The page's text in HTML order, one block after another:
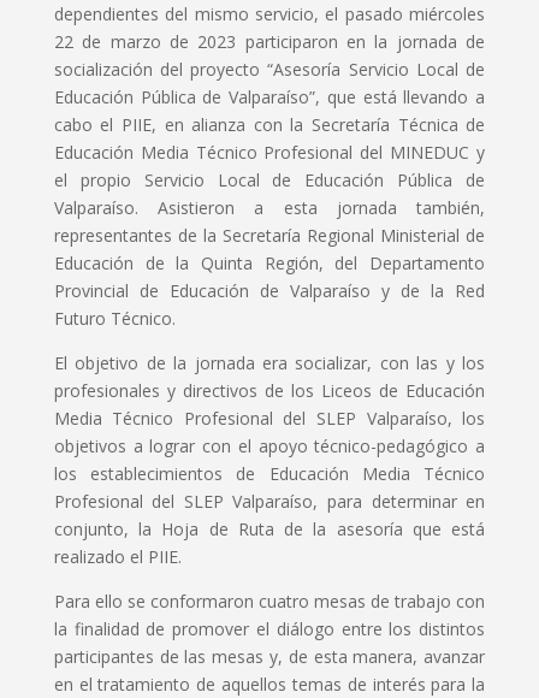
dependientes del mismo servicio, el pasado miércoles
22 de marzo de 2023 participaron en la jornada de
socialización del proyecto “Asesoría Servicio Local de
Educación Pública de Valparaíso”, que está llevando a
cabo el PIIE, en alianza con la Secretaría Técnica de
Educación Media Técnico Profesional del MINEDUC y
el propio Servicio Local de Educación Pública de
Valparaíso. Asistieron a esta jornada también,
representantes de la Secretaría Regional Ministerial de
Educación de la Quinta Región, del Departamento
Provincial de Educación de Valparaíso y de la Red
Futuro Técnico.
El objetivo de la jornada era socializar, con las y los
profesionales y directivos de los Liceos de Educación
Media Técnico Profesional del SLEP Valparaíso, los
objetivos a lograr con el apoyo técnico-pedagógico a
los establecimientos de Educación Media Técnico
Profesional del SLEP Valparaíso, para determinar en
conjunto, la Hoja de Ruta de la asesoría que está
realizado el PIIE.
Para ello se conformaron cuatro mesas de trabajo con
la finalidad de promover el diálogo entre los distintos
participantes de las mesas y, de esta manera, avanzar
en el tratamiento de aquellos temas de interés para la